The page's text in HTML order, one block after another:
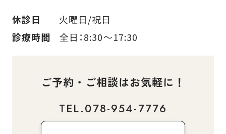
休診日
火曜日/祝日
診療時間
全日：8:30〜17:30
ご予約・ご相談はお気軽に！
TEL.078-954-7776